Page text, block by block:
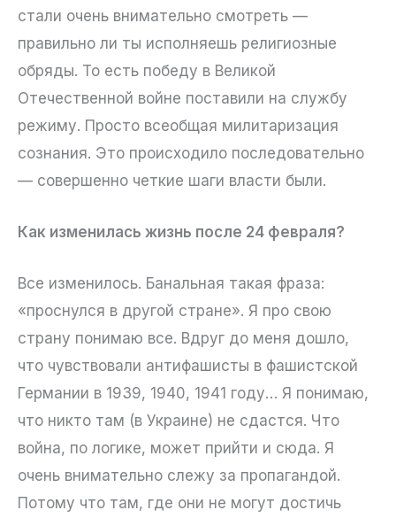
стали очень внимательно смотреть —
правильно ли ты исполняешь религиозные
обряды. То есть победу в Великой
Отечественной войне поставили на службу
режиму. Просто всеобщая милитаризация
сознания. Это происходило последовательно
— совершенно четкие шаги власти были.
Как изменилась жизнь после 24 февраля?
Все изменилось. Банальная такая фраза:
«проснулся в другой стране». Я про свою
страну понимаю все. Вдруг до меня дошло,
что чувствовали антифашисты в фашистской
Германии в 1939, 1940, 1941 году… Я понимаю,
что никто там (в Украине) не сдастся. Что
война, по логике, может прийти и сюда. Я
очень внимательно слежу за пропагандой.
Потому что там, где они не могут достичь